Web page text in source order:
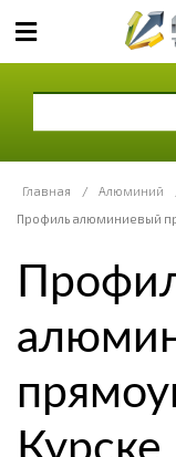
Главная / Алюминий
Профиль алюминиевый